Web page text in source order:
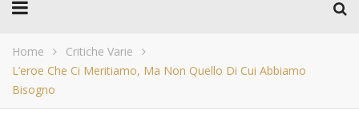
Home
Critiche Varie
L’eroe Che Ci Meritiamo, Ma Non Quello Di Cui Abbiamo
Bisogno